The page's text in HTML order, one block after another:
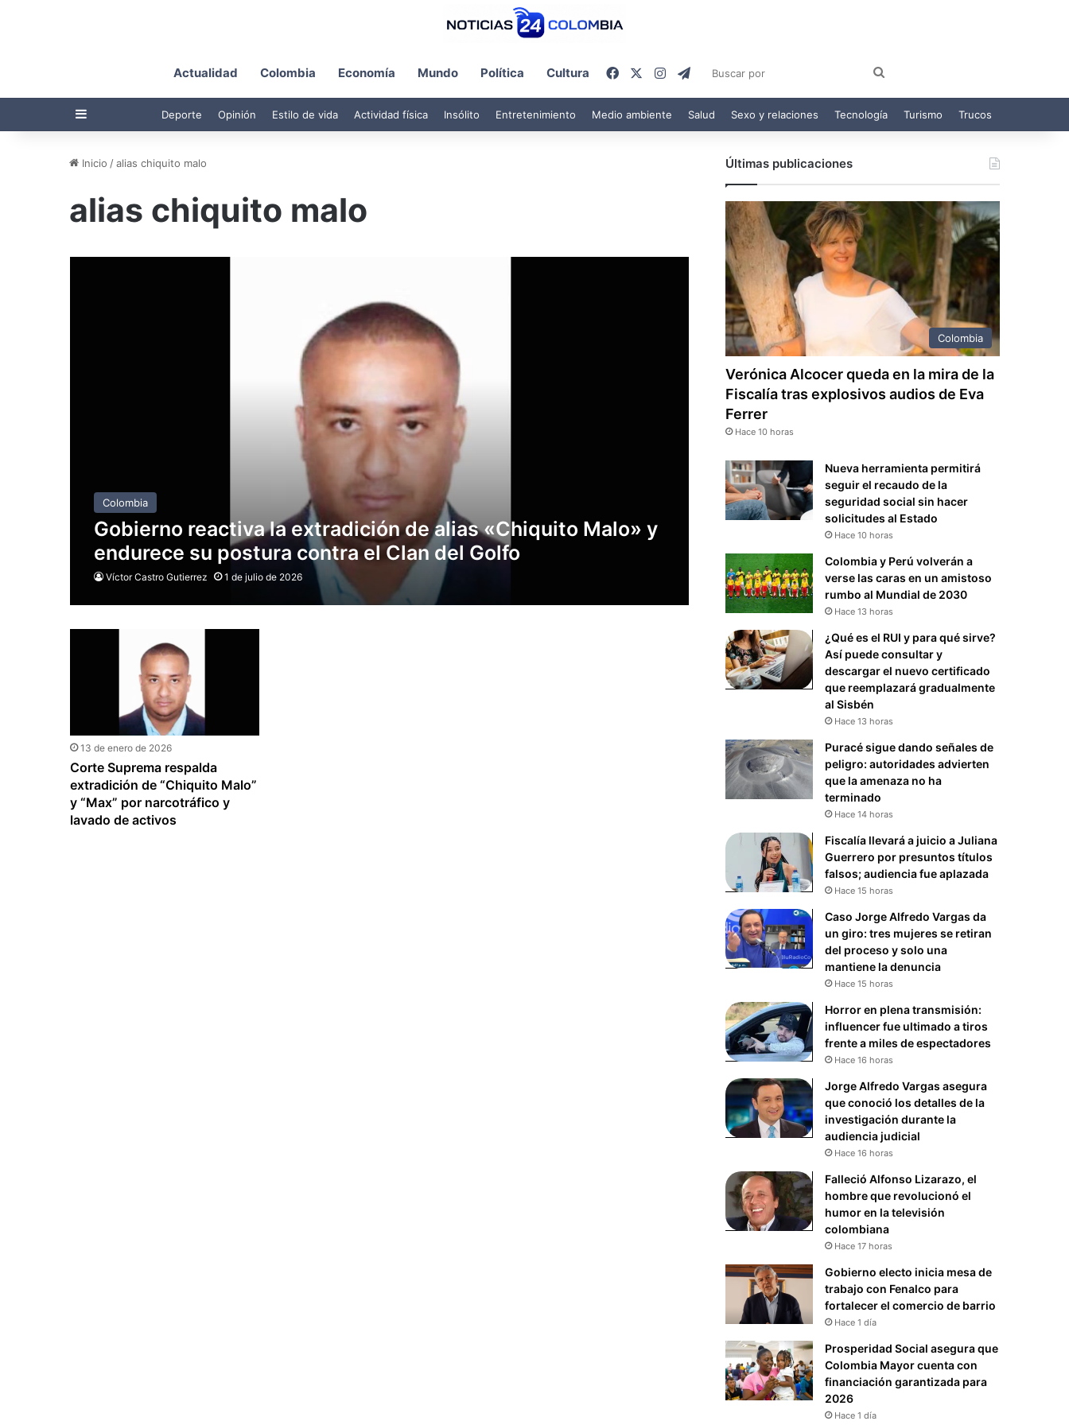
Actualidad Colombia Economía Mundo Política Cultura FacebookInstagram
Telegram
por
Barra lateral Deporte Opinión Estilo de vida Actividad física Insólito Entretenimiento Medio ambiente Salud Sexo y relaciones Tecnología Turismo Trucos
Inicio /alias chiquito malo
alias chiquito malo
Colombia
Gobierno reactiva la extradición de alias «Chiquito Malo» y
endurece su postura contra el Clan del Golfo
Víctor Castro Gutierrez 1 de julio de 2026
13 de enero de 2026
Corte Suprema respalda
extradición de “Chiquito Malo”
y “Max” por narcotráfico y
lavado de activos
Últimas publicaciones
Colombia
Verónica Alcocer queda en la mira de la
Fiscalía tras explosivos audios de Eva
Ferrer
Hace 10 horas
Nueva herramienta permitirá
seguir el recaudo de la
seguridad social sin hacer
solicitudes al Estado
Hace 10 horas
Colombia y Perú volverán a
verse las caras en un amistoso
rumbo al Mundial de 2030
Hace 13 horas
¿Qué es el RUI y para qué sirve?
Así puede consultar y
descargar el nuevo certificado
que reemplazará gradualmente
al Sisbén
Hace 13 horas
Puracé sigue dando señales de
peligro: autoridades advierten
que la amenaza no ha
terminado
Hace 14 horas
Fiscalía llevará a juicio a Juliana
Guerrero por presuntos títulos
falsos; audiencia fue aplazada
Hace 15 horas
Caso Jorge Alfredo Vargas da
un giro: tres mujeres se retiran
del proceso y solo una
mantiene la denuncia
Hace 15 horas
Horror en plena transmisión:
influencer fue ultimado a tiros
frente a miles de espectadores
Hace 16 horas
Jorge Alfredo Vargas asegura
que conoció los detalles de la
investigación durante la
audiencia judicial
Hace 16 horas
Falleció Alfonso Lizarazo, el
hombre que revolucionó el
humor en la televisión
colombiana
Hace 17 horas
Gobierno electo inicia mesa de
trabajo con Fenalco para
fortalecer el comercio de barrio
Hace 1 día
Prosperidad Social asegura que
Colombia Mayor cuenta con
financiación garantizada para
2026
Hace 1 día